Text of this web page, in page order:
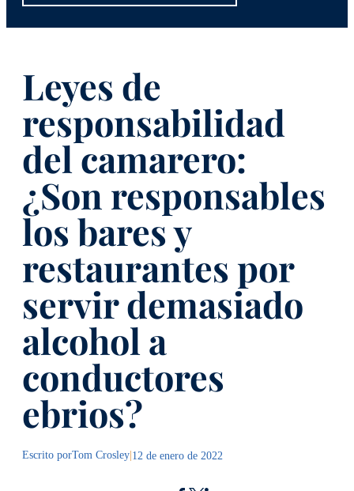
Leyes de
responsabilidad
del camarero:
¿Son responsables
los bares y
restaurantes por
servir demasiado
alcohol a
conductores
ebrios?
Escrito porTom Crosley|12 de enero de 2022